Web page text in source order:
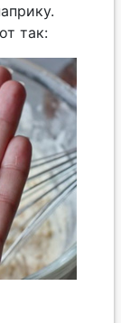
так: